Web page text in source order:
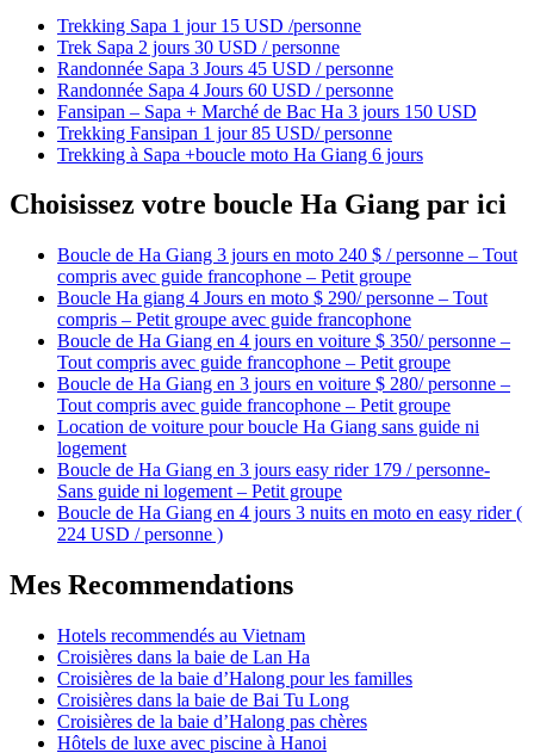
Trekking Sapa 1 jour 15 USD /personne
Trek Sapa 2 jours 30 USD / personne
Randonnée Sapa 3 Jours 45 USD / personne
Randonnée Sapa 4 Jours 60 USD / personne
Fansipan – Sapa + Marché de Bac Ha 3 jours 150 USD
Trekking Fansipan 1 jour 85 USD/ personne
Trekking à Sapa +boucle moto Ha Giang 6 jours
Choisissez votre boucle Ha Giang par ici
Boucle de Ha Giang 3 jours en moto 240 $ / personne – Tout
compris avec guide francophone – Petit groupe
Boucle Ha giang 4 Jours en moto $ 290/ personne – Tout
compris – Petit groupe avec guide francophone
Boucle de Ha Giang en 4 jours en voiture $ 350/ personne –
Tout compris avec guide francophone – Petit groupe
Boucle de Ha Giang en 3 jours en voiture $ 280/ personne –
Tout compris avec guide francophone – Petit groupe
Location de voiture pour boucle Ha Giang sans guide ni
logement
Boucle de Ha Giang en 3 jours easy rider 179 / personne-
Sans guide ni logement – Petit groupe
Boucle de Ha Giang en 4 jours 3 nuits en moto en easy rider (
224 USD / personne )
Mes Recommendations
Hotels recommendés au Vietnam
Croisières dans la baie de Lan Ha
Croisières de la baie d’Halong pour les familles
Croisières dans la baie de Bai Tu Long
Croisières de la baie d’Halong pas chères
Hôtels de luxe avec piscine à Hanoi